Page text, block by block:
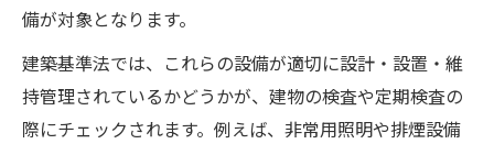
建築設備定期検査が社会の安全を支える
建築設備がインフラ整備で担う社会的役割
建築設備耐震設計が防災対策に果たす役割
建築設備士 資格が現場にもたらす信頼性
備が対象となります。
建築基準法では、これらの設備が適切に設計・設置・維
持管理されているかどうかが、建物の検査や定期検査の
際にチェックされます。例えば、非常用照明や排煙設備